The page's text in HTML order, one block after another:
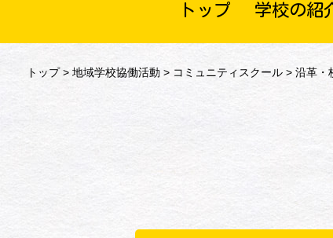
トップ 学校の紹
トップ> 地域学校協働活動 > コミュニティスクール> 沿革・